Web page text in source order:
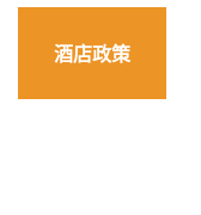
酒店政策